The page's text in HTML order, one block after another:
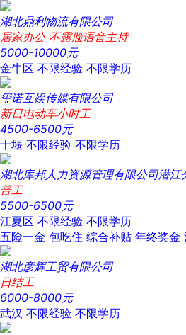
湖北鼎利物流有限公司
居家办公 不露脸语音主持
5000-10000元
金牛区 不限经验 不限学历
玺诺互娱传媒有限公司
新日电动车小时工
4500-6500元
十堰 不限经验 不限学历
湖北库邦人力资源管理有限公司潜江
普工
5500-6500元
江夏区 不限经验 不限学历
五险一金 包吃住 综合补贴 年终奖金
湖北彦辉工贸有限公司
日结工
6000-8000元
武汉 不限经验 不限学历